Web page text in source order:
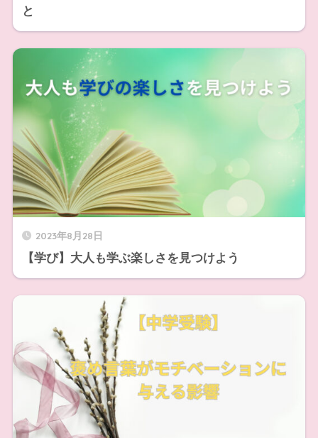
と
2023年8月28日
【学び】大人も学ぶ楽しさを見つけよう